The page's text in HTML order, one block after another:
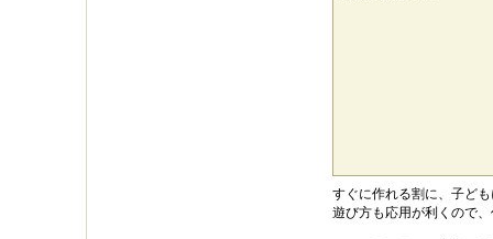
すぐに作れる割に、子ど
遊び方も応用が利くので